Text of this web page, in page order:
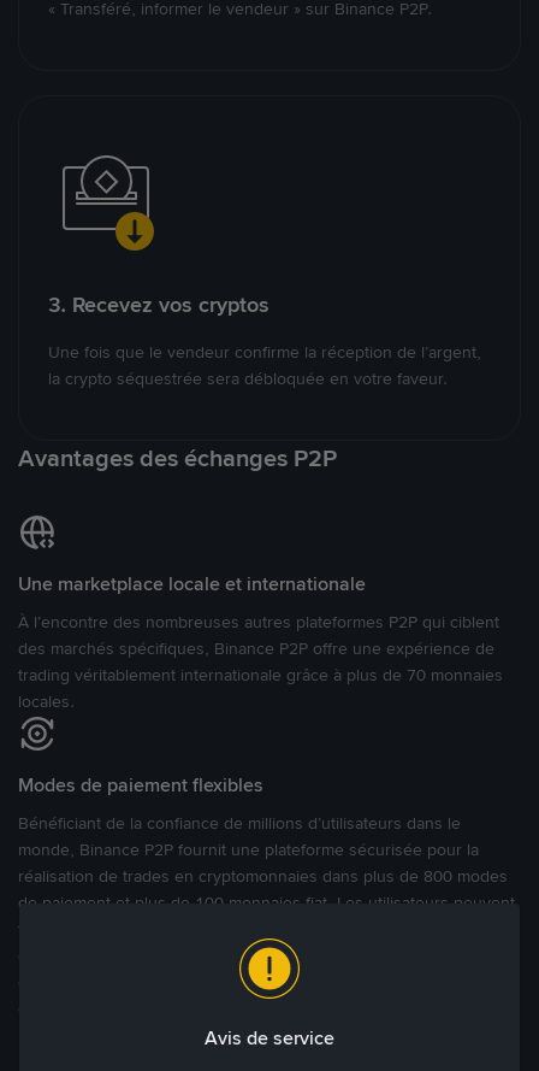
« Transféré, informer le vendeur » sur Binance P2P.
3. Recevez vos cryptos
Une fois que le vendeur confirme la réception de l’argent,
la crypto séquestrée sera débloquée en votre faveur.
Avantages des échanges P2P
Une marketplace locale et internationale
À l’encontre des nombreuses autres plateformes P2P qui ciblent
des marchés spécifiques, Binance P2P offre une expérience de
trading véritablement internationale grâce à plus de 70 monnaies
locales.
Modes de paiement flexibles
Bénéficiant de la confiance de millions d’utilisateurs dans le
monde, Binance P2P fournit une plateforme sécurisée pour la
réalisation de trades en cryptomonnaies dans plus de 800 modes
de paiement et plus de 100 monnaies fiat. Les utilisateurs peuvent
facilement acheter, vendre et trader des cryptomonnaies
directement avec d’autres utilisateurs, tout en définissant leurs prix
et leurs modes de paiement préférés sur une Marketplace de
Avis de service